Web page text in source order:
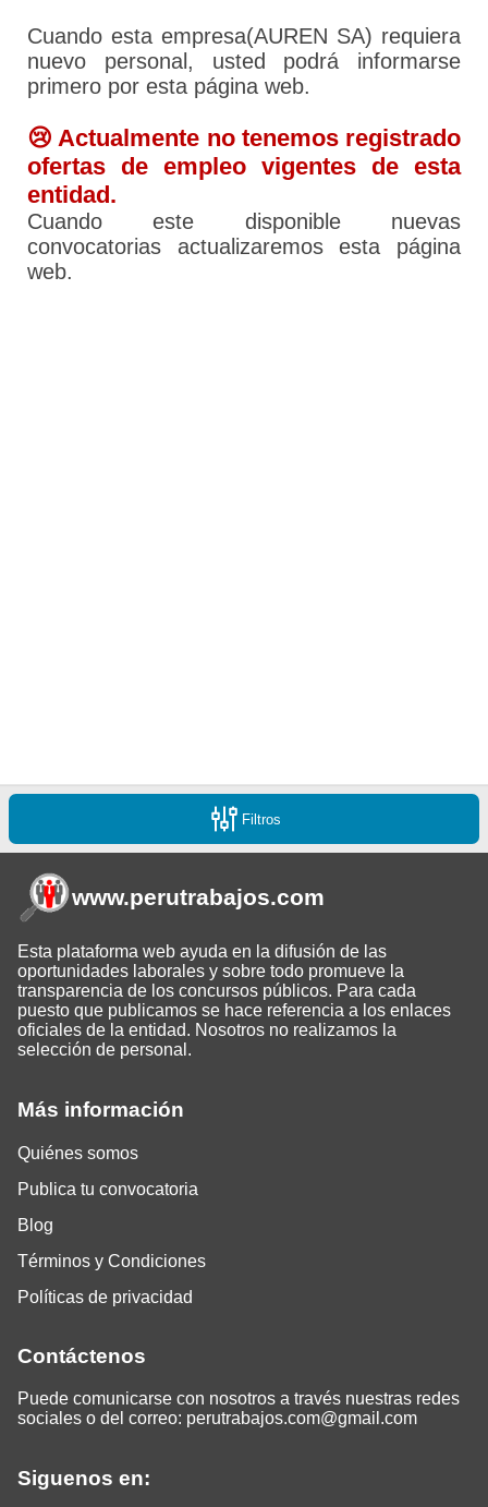
Cuando esta empresa(AUREN SA) requiera
nuevo personal, usted podrá informarse
primero por esta página web.
😢 Actualmente no tenemos registrado
ofertas de empleo vigentes de esta
entidad.
Cuando este disponible nuevas
convocatorias actualizaremos esta página
web.
Filtros
Más información
Quiénes somos
Publica tu convocatoria
Blog
Términos y Condiciones
Políticas de privacidad
Contáctenos
Puede comunicarse con nosotros a través nuestras redes
sociales o del correo: perutrabajos.com@gmail.com
Siguenos en:
www.perutrabajos.com
Esta plataforma web ayuda en la difusión de las
oportunidades laborales y sobre todo promueve la
transparencia de los concursos públicos. Para cada
puesto que publicamos se hace referencia a los enlaces
oficiales de la entidad. Nosotros no realizamos la
selección de personal.